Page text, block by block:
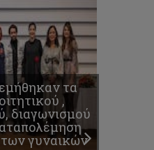
τα
,
διαγωνισμού
γυναικών